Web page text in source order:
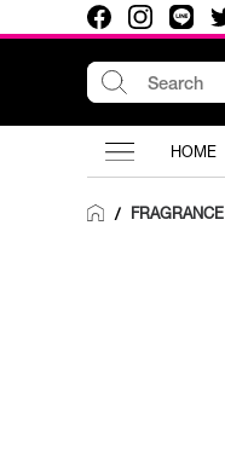
HOME
/ FRAGRANCE